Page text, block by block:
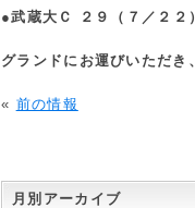
●武蔵大Ｃ ２９（７／２
グランドにお運びいただ
« 前の情報
月別アーカイブ